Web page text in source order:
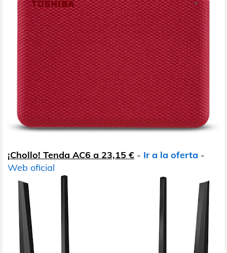
¡Chollo! Tenda AC6 a 23,15 € - Ir a la oferta -
Web oficial